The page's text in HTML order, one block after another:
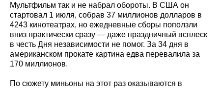
Мультфильм так и не набрал обороты. В США он
стартовал 1 июля, собрав 37 миллионов долларов в
4243 кинотеатрах, но ежедневные сборы поползли
вниз практически сразу — даже праздничный всплеск
в честь Дня независимости не помог. За 34 дня в
американском прокате картина едва перевалила за
170 миллионов.
По сюжету миньоны на этот раз оказываются в